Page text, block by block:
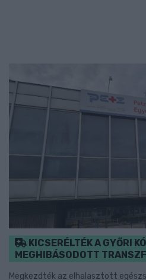
KICSERÉLTÉK A GYŐRI
MEGHIBÁSODOTT
Megkezdték az elhalasztott